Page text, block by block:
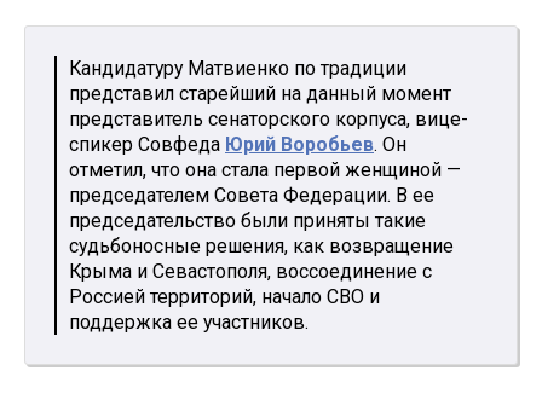
Кандидатуру Матвиенко по традиции
представил старейший на данный момент
представитель сенаторского корпуса, вице-
спикер Совфеда Юрий Воробьев. Он
отметил, что она стала первой женщиной —
председателем Совета Федерации. В ее
председательство были приняты такие
судьбоносные решения, как возвращение
Крыма и Севастополя, воссоединение с
Россией территорий, начало СВО и
поддержка ее участников.